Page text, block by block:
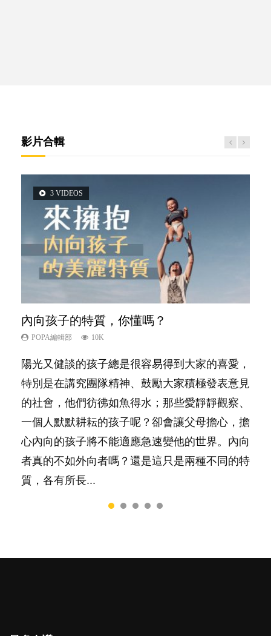
影片合輯
3 VIDEOS
內向孩子的特質，你懂嗎？
POPA編輯部 10K
陽光又健談的孩子總是很容易得到大家的喜愛，
特別是在講究團隊精神、鼓勵大家積極發表意見
的社會，他們彷彿如魚得水；那些愛靜靜觀察、
一個人默默耕耘的孩子呢？卻會讓父母擔心，擔
心內向的孩子將不能適應急速變他的世界。內向
者真的不如外向者嗎？還是這只是兩種不同的特
質，各有所長...
2 VIDEOS
想孩子學好外語，點做好？
POPA編輯部 9.9K
有人話學多種語言越早開始越好，有人卻說一時
間太多語言，會令孩子感到混淆，到底誰是誰
非？聽聽專家怎樣說，解開語言學習的迷思～...
5 VIDEOS
夫妻必看！經營婚姻，沒捷徑
POPA編輯部 22.9K
你是不是也曾經以為只要跟相愛的人結婚，就自
然能走到白頭，但生了孩子卻發現事情不如你所
料？ 經營婚姻，不如我們想像的簡單，卻也不
是大家說得那麼難。一起來認識婚姻的真相！...
6 VIDEOS
孩子能力天注定？
POPA編輯部 7.9K
很多父母都希望孩子係個「叻仔叻女」，學業別
太差，日常自理井井有條。這樣的孩子是萬中無
一，還是魚與熊掌，不能兼得？...
6 VIDEOS
愛孩子也別忘了愛自己，父母如何關顧自
己的身心靈？
照顧孩子衣食住行、陪同兒女應對功課測驗，還
要陪玩製造親子時間，尚要處理家中雜項要
務……當父母的，有千百個任務要做。可惜，有
一樣重要至極的，總被遺漏——關注自己的情緒
和心理健康。...